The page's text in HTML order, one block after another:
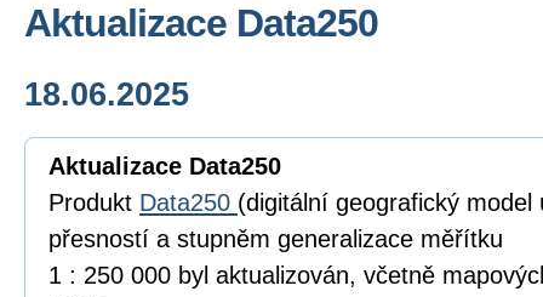
Aktualizace Data250
18.06.2025
Aktualizace Data250
Produkt Data250 (digitální geografický
přesností a stupněm generalizace měřítku
1 : 250 000 byl aktualizován, včetně